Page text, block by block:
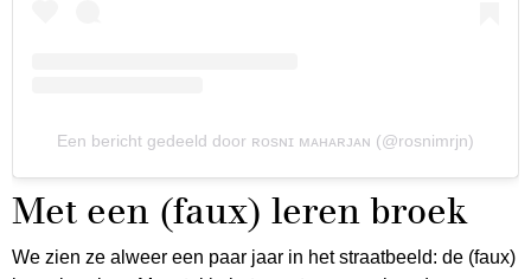
Een bericht gedeeld door ʀᴏsɴɪ ᴍᴀʜᴀʀᴊᴀɴ (@rosnimrjn)
Met een (faux) leren broek
We zien ze alweer een paar jaar in het straatbeeld: de (faux)